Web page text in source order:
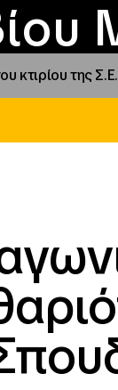
κτιρίου της